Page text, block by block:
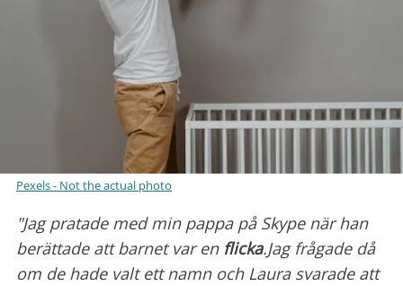
Pexels - Not the actual photo
"Jag pratade med min pappa på Skype när han
berättade att barnet var en flicka.Jag frågade då
om de hade valt ett namn och Laura svarade att